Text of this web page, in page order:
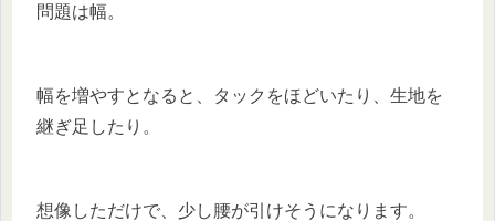
問題は幅。
幅を増やすとなると、タックをほどいたり、生地を
継ぎ足したり。
想像しただけで、少し腰が引けそうになります。